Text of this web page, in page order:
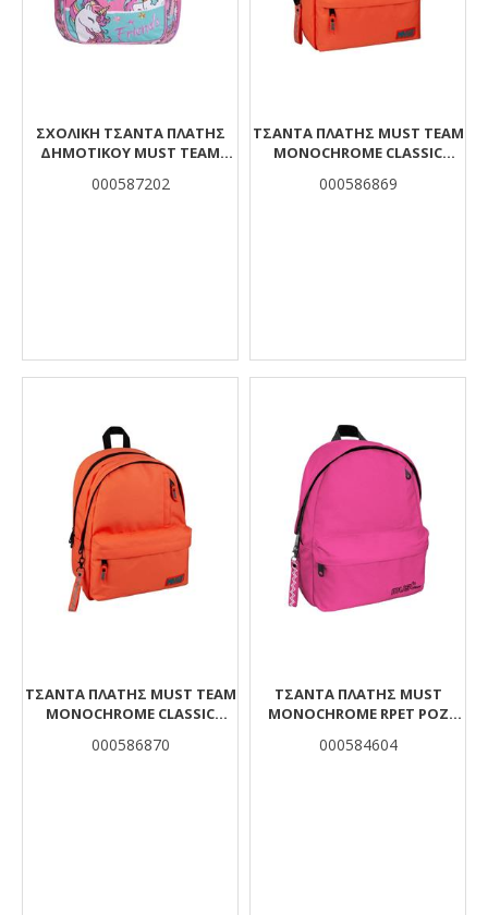
ΣΧΟΛΙΚΉ ΤΣΆΝΤΑ ΠΛΆΤΗΣ
ΔΗΜΟΤΙΚΟΎ MUST TEAM
000587202
ΤΣΆΝΤΑ ΠΛΆΤΗΣ MUST TEAM
MONOCHROME CLASSIC
ΚΕΝΤΡΙΚΉ ΘΉΚΗ
000586869
ΤΣΆΝΤΑ ΠΛΆΤΗΣ MUST TEAM
MONOCHROME CLASSIC
ΚΕΝΤΡΙΚΈΣ ΘΉΚΕΣ
000586870
ΤΣΆΝΤΑ ΠΛΆΤΗΣ MUST
MONOCHROME RPET ΡΟΖ
000584604